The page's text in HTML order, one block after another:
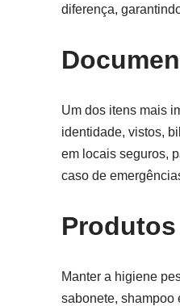
diferença,
Um dos itens mais
identidade, vistos,
em locais seguros,
caso de
Manter a higiene
sabonete, shampoo